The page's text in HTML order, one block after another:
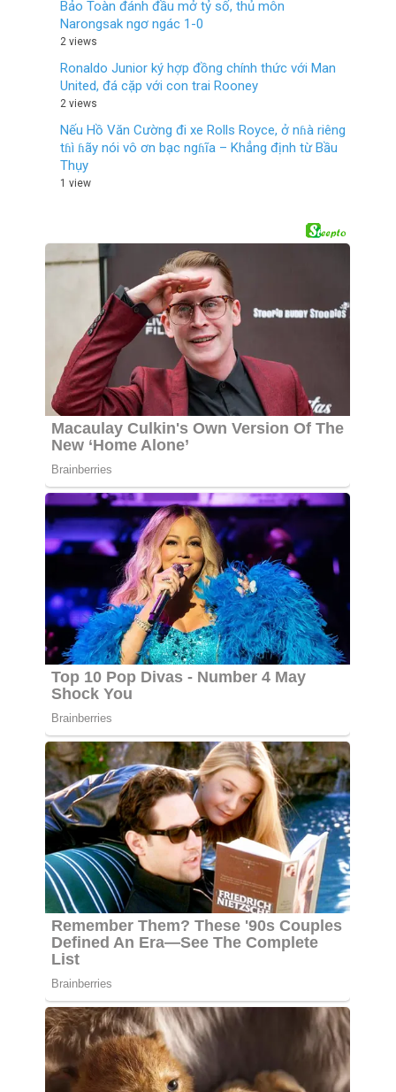
Bảo Toàn đánh đầu mở tỷ số, thủ môn
Narongsak ngơ ngác 1-0
2 views
Ronaldo Junior ký hợp đồng chính thức với Man
United, đá cặp với con trai Rooney
2 views
Nếu Hồ Văn Cường đi xe Rolls Royce, ở nɦà riêng
tɦì ɦãy nói vô ơn bạc ngɦĩa – Khẳng định từ Bầu
Thụy
1 view